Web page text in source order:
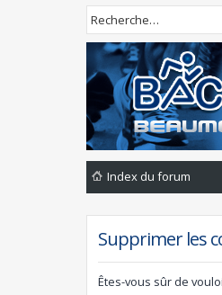
Index du forum
Supprimer les
Êtes-vous sûr de